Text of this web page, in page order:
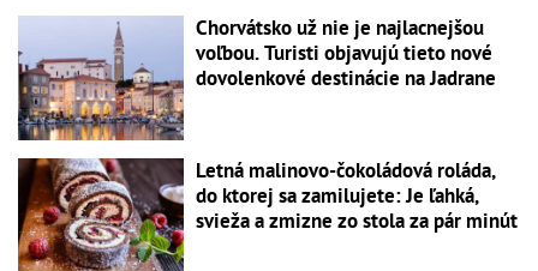
Chorvátsko už nie je najlacnejšou
voľbou. Turisti objavujú tieto nové
dovolenkové destinácie na Jadrane
Letná malinovo-čokoládová roláda,
do ktorej sa zamilujete: Je ľahká,
svieža a zmizne zo stola za pár minút